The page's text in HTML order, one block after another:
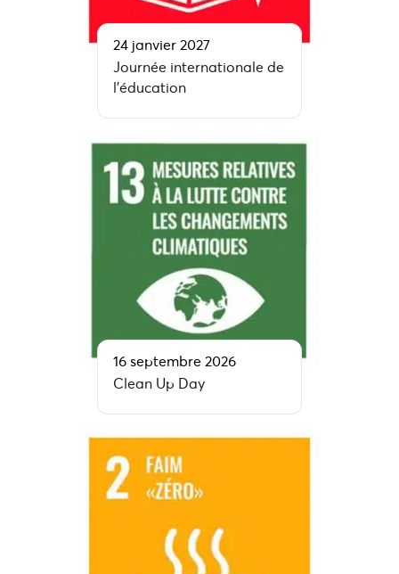
24 janvier 2027
Journée internationale de
l’éducation
16 septembre 2026
Clean Up Day